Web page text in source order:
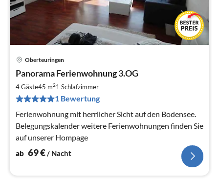
Oberteuringen
Panorama Ferienwohnung 3.OG
4 Gäste45 m21 Schlafzimmer
1 Bewertung
Ferienwohnung mit herrlicher Sicht auf den Bodensee.
Belegungskalender weitere Ferienwohnungen finden Sie
auf unserer Hompage
ab 69€/ Nacht